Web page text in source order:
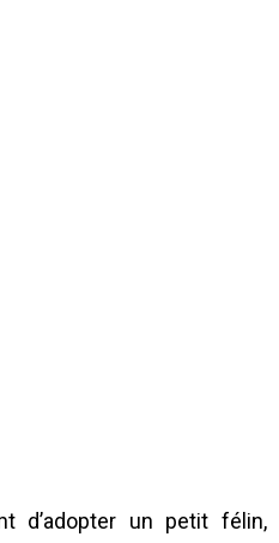
d’adopter un petit félin,